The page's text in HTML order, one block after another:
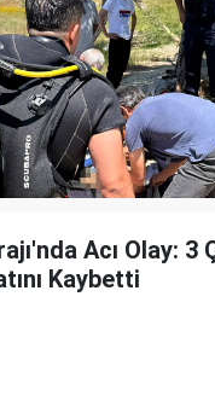
Acı Olay: 3
Kaybetti